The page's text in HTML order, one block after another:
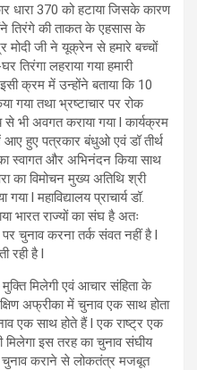
धारा 370 को हटाया जिसके कारण
तिरंगे की ताकत के एहसास के
मोदी जी ने यूक्रेन से हमारे बच्चों
तिरंगा लहराया गया हमारी
क्रम में उन्होंने बताया कि 10
गया तथा भ्रष्टाचार पर रोक
भी अवगत कराया गया l कार्यक्रम
हुए पत्रकार बंधुओ एवं डॉ तीर्थ
स्वागत और अभिनंदन किया साथ
का विमोचन मुख्य अतिथि श्री
l महाविद्यालय प्राचार्य डॉ.
भारत राज्यों का संघ है अतः
चुनाव करना तर्क संवत नहीं है l
रही है l
मिलेगी एवं आचार संहिता के
अफ्रीका में चुनाव एक साथ होता
एक साथ होते हैं l एक राष्ट्र एक
मिलेगा इस तरह का चुनाव संघीय
चुनाव कराने से लोकतंत्र मजबूत